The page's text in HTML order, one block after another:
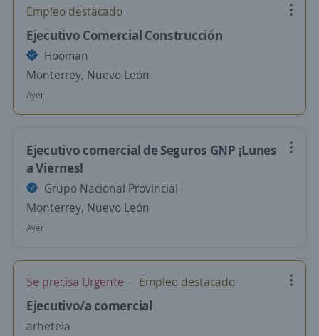
Empleo destacado
Ejecutivo Comercial Construcción
Hooman
Monterrey, Nuevo León
Ayer
Ejecutivo comercial de Seguros GNP ¡Lunes
a Viernes!
Grupo Nacional Provincial
Monterrey, Nuevo León
Ayer
Se precisa Urgente Empleo destacado
Ejecutivo/a comercial
arheteia